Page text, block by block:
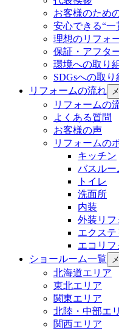
お客様のため
安心できる“一
理想のリフォ
保証・アフタ
環境への取り
SDGsへの取り
リフォームの流れ
リフォームの
よくある質問
お客様の声
リフォームの
キッチン
バスルー
トイレ
洗面所
内装
外装リフ
エクステ
エコリフ
ショールーム一覧
北海道エリア
東北エリア
関東エリア
北陸・中部エ
関西エリア